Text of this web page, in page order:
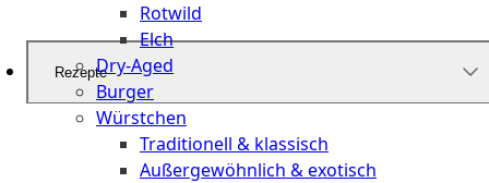
Rotwild
Elch
Dry-Aged
Burger
Würstchen
Traditionell & klassisch
Außergewöhnlich & exotisch
Rezepte